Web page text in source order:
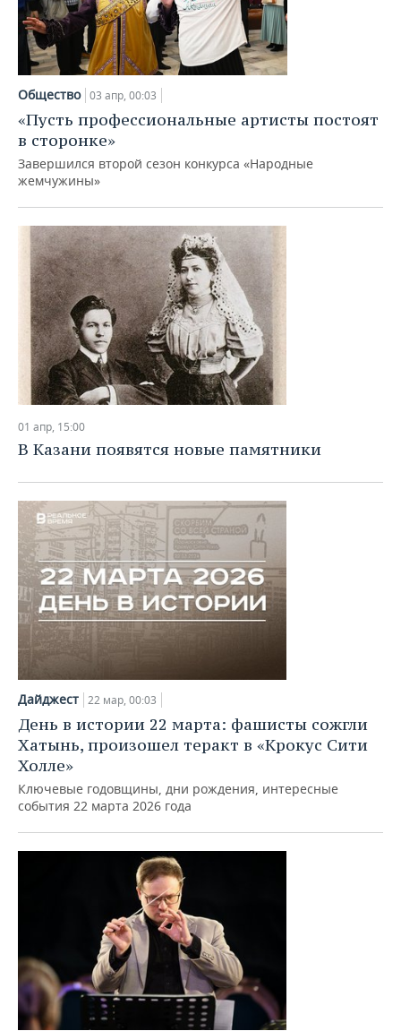
Общество 03 апр, 00:03
«Пусть профессиональные артисты постоят
в сторонке»
Завершился второй сезон конкурса «Народные
жемчужины»
01 апр, 15:00
В Казани появятся новые памятники
Дайджест 22 мар, 00:03
День в истории 22 марта: фашисты сожгли
Хатынь, произошел теракт в «Крокус Сити
Холле»
Ключевые годовщины, дни рождения, интересные
события 22 марта 2026 года